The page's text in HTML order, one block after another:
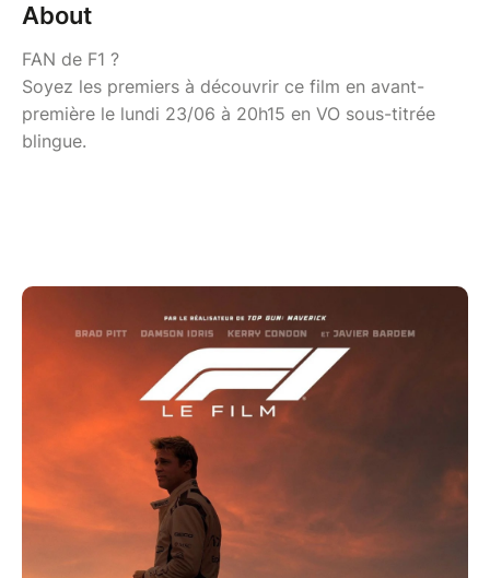
About
FAN de F1 ?
Soyez les premiers à découvrir ce film en avant-
première le lundi 23/06 à 20h15 en VO sous-titrée
blingue.